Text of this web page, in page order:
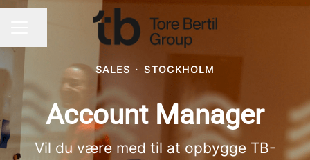
SALES · STOCKHOLM
Account Manager
Vil du være med til at opbygge TB-